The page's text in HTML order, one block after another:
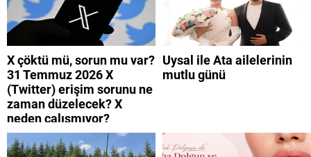
X çöktü mü, sorun mu var?
31 Temmuz 2026 X
(Twitter) erişim sorunu ne
zaman düzelecek? X
neden çalışmıyor?
Uysal ile Ata ailelerinin
mutlu günü